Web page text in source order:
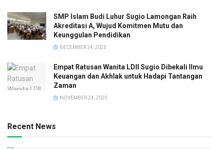
SMP Islam Budi Luhur Sugio Lamongan Raih
Akreditasi A, Wujud Komitmen Mutu dan
Keunggulan Pendidikan
DECEMBER 24, 2025
Empat Ratusan Wanita LDII Sugio Dibekali Ilmu
Keuangan dan Akhlak untuk Hadapi Tantangan
Zaman
NOVEMBER 24, 2025
Recent News